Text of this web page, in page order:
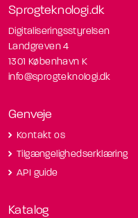
Sprogteknologi.dk
Digitaliseringsstyrelsen
Landgreven 4
1301 København K
info@sprogteknologi.dk
Genveje
Kontakt os
Tilgængelighedserklæring
API guide
Katalog